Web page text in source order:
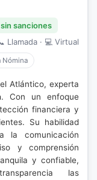
sanciones
Llamada · 💻 Virtual
Nómina
Atlántico, experta
. Con un enfoque
financiera y
Su habilidad
la comunicación
y comprensión
y confiable,
las